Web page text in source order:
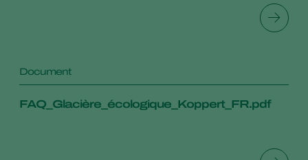
Document
FAQ_Glacière_écologique_Koppert_FR.pdf